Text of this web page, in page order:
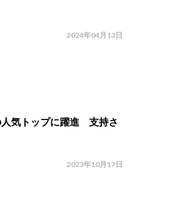
2024年04月13日
人気トップに躍進 支持さ
2023年10月17日